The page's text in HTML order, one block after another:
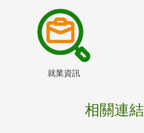
就業資訊
相關連結